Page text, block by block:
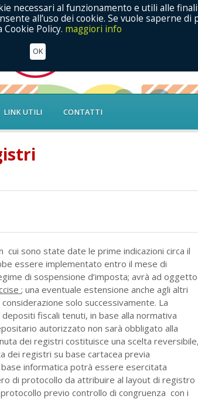
LINK UTILI CONTATTI
cui sono state date le prime indicazioni circa il
essere implementato entro il mese di
di sospensione d’imposta; avrà ad oggetto
; una eventuale estensione anche agli altri
solo successivamente. La
fiscali tenuti, in base alla normativa
autorizzato non sarà obbligato alla
dei registri costituisce una scelta reversibile,
dei registri su base cartacea previa
base informatica potrà essere esercitata
di protocollo da attribuire al layout di registro
previo controllo di congruenza con i
al funzionamento e utili alle
all’uso dei cookie. Se vuole saperne
Policy. maggiori info
OK